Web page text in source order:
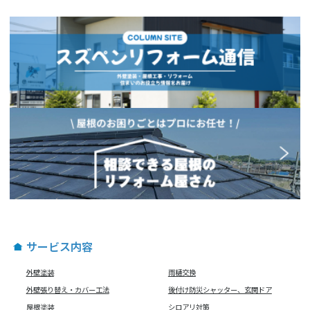
サービス内容
外壁塗装
外壁張り替え・カバー工法
屋根塗装
雨樋交換
後付け防災シャッター、玄関ドア
シロアリ対策